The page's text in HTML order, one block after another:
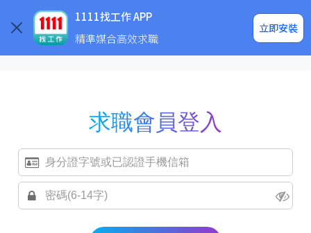
1111找工作 APP
精準媒合高效求職
立即安裝
企業求才
求職會員登入